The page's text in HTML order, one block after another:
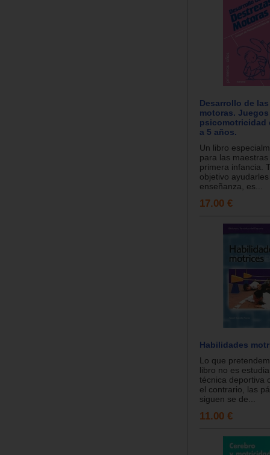
Desarrollo de
motoras.
psicomotricidad
a 5 años.
Un libro
para las
primera infancia.
objetivo
enseñanza, es...
17.00 €
Habilidades
Lo que
libro no es
técnica deportiva
el contrario, las
siguen se de...
11.00 €